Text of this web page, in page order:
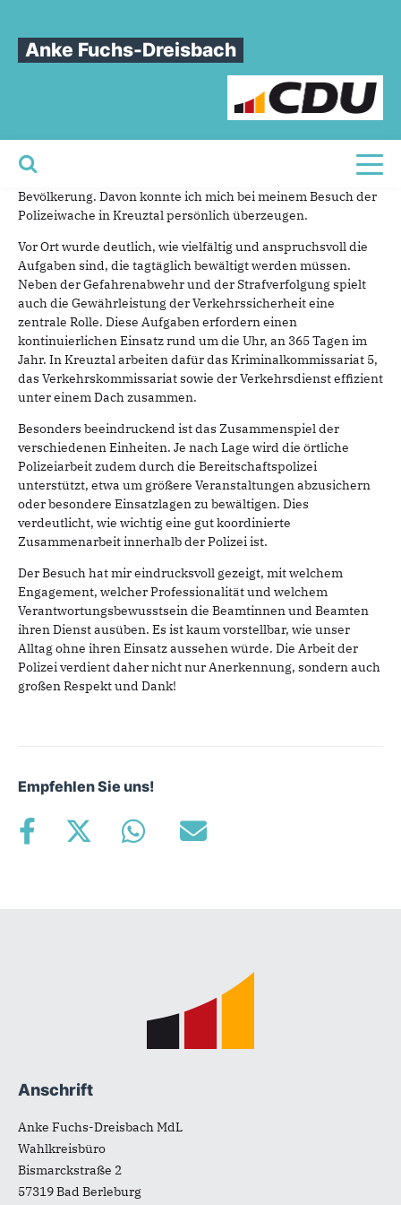
Anke Fuchs-Dreisbach
Sie sind hier
BesuchderPolizeiwache
Die Polizei leistet einen unverzichtbaren Beitrag für das
Funktionieren unseres Gemeinwesens. Sie hilft in Notfällen,
sorgt für Sicherheit und Ordnung und schützt die
Bevölkerung. Davon konnte ich mich bei meinem Besuch der
Polizeiwache in Kreuztal persönlich überzeugen.
Vor Ort wurde deutlich, wie vielfältig und anspruchsvoll die
Aufgaben sind, die tagtäglich bewältigt werden müssen.
Neben der Gefahrenabwehr und der Strafverfolgung spielt
auch die Gewährleistung der Verkehrssicherheit eine
zentrale Rolle. Diese Aufgaben erfordern einen
kontinuierlichen Einsatz rund um die Uhr, an 365 Tagen im
Jahr. In Kreuztal arbeiten dafür das Kriminalkommissariat 5,
das Verkehrskommissariat sowie der Verkehrsdienst effizient
unter einem Dach zusammen.
Besonders beeindruckend ist das Zusammenspiel der
verschiedenen Einheiten. Je nach Lage wird die örtliche
Polizeiarbeit zudem durch die Bereitschaftspolizei
unterstützt, etwa um größere Veranstaltungen abzusichern
oder besondere Einsatzlagen zu bewältigen. Dies
verdeutlicht, wie wichtig eine gut koordinierte
Zusammenarbeit innerhalb der Polizei ist.
Der Besuch hat mir eindrucksvoll gezeigt, mit welchem
Engagement, welcher Professionalität und welchem
Verantwortungsbewusstsein die Beamtinnen und Beamten
ihren Dienst ausüben. Es ist kaum vorstellbar, wie unser
Alltag ohne ihren Einsatz aussehen würde. Die Arbeit der
Polizei verdient daher nicht nur Anerkennung, sondern auch
großen Respekt und Dank!
Empfehlen Sie uns!
Anschrift
Anke Fuchs-Dreisbach MdL
Wahlkreisbüro
Bismarckstraße 2
57319Bad Berleburg